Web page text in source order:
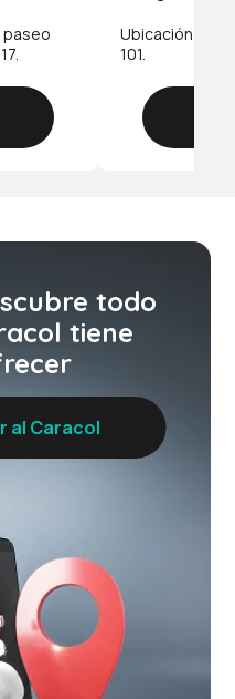
paseo
Ubicación:
101.
todo
tiene
al Caracol